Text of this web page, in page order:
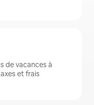
de vacances à
et frais